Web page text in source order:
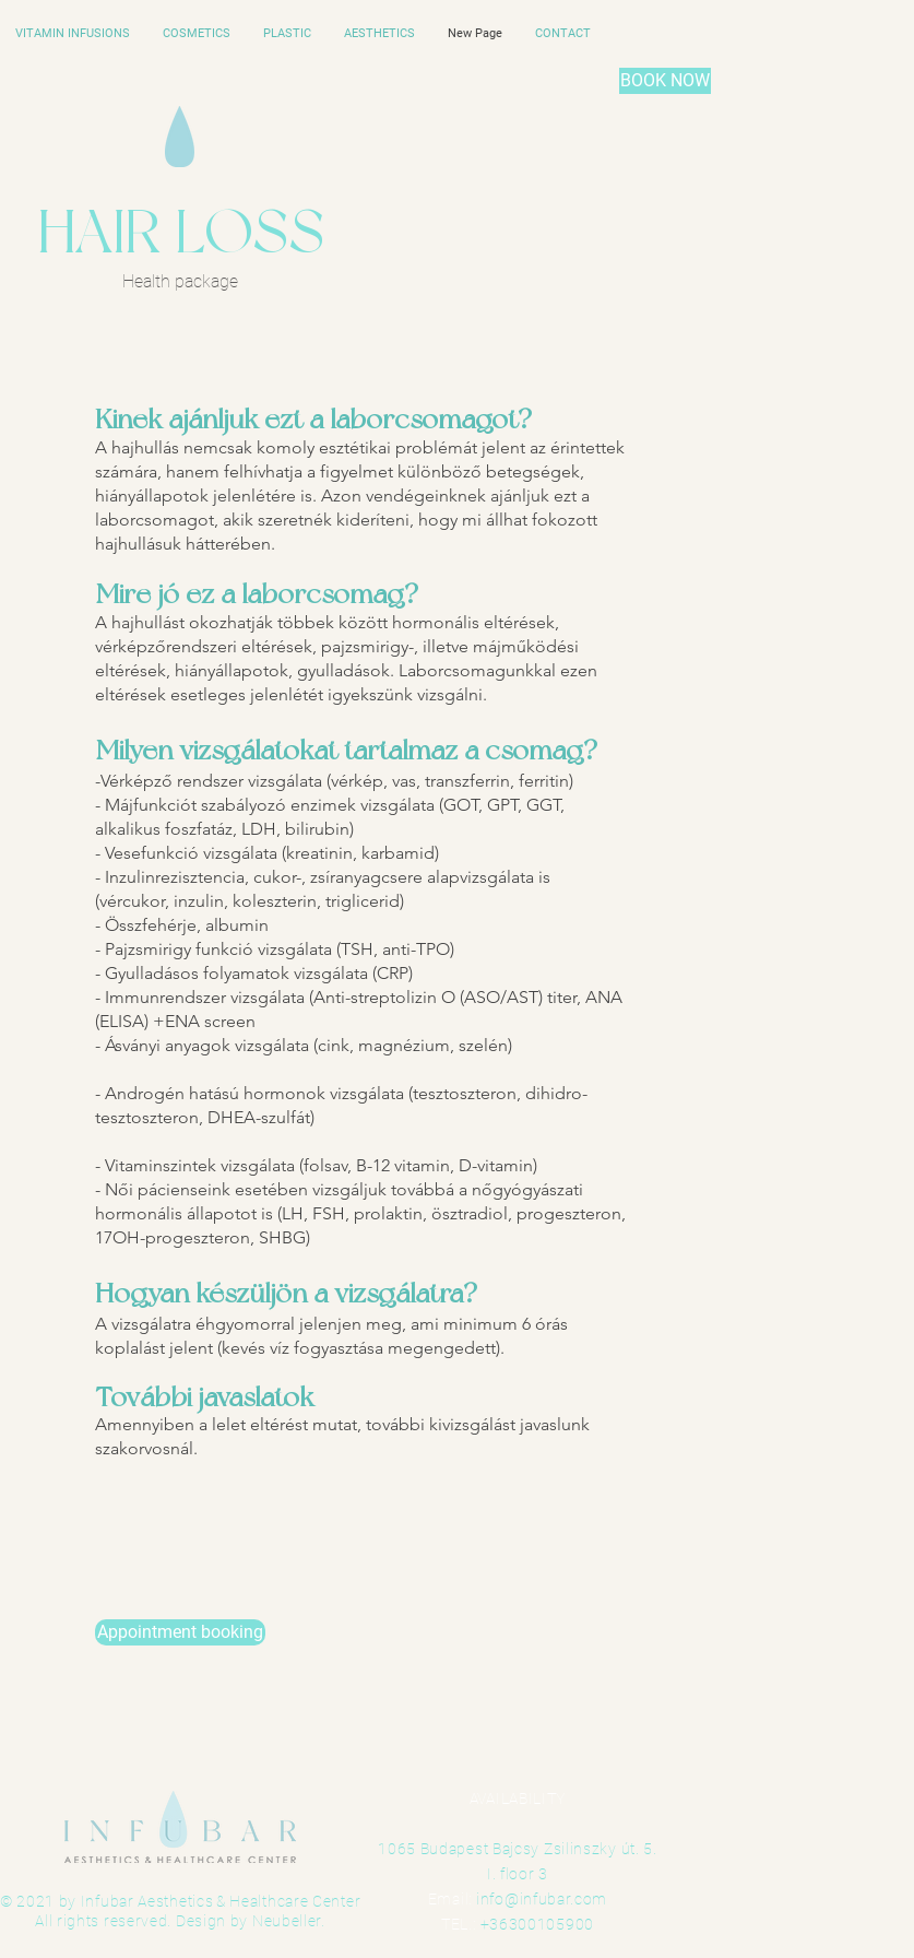
VITAMIN INFUSIONS COSMETICS PLASTIC AESTHETICS New Page CONTACT
BOOK NOW
HAIR LOSS
Health package
Kinek ajánljuk ezt a laborcsomagot?
A hajhullás nemcsak komoly esztétikai problémát jelent az érintettek
számára, hanem felhívhatja a figyelmet különböző betegségek,
hiányállapotok jelenlétére is. Azon vendégeinknek ajánljuk ezt a
laborcsomagot, akik szeretnék kideríteni, hogy mi állhat fokozott
hajhullásuk hátterében.
Mire jó ez a laborcsomag?
A hajhullást okozhatják többek között hormonális eltérések,
vérképzőrendszeri eltérések, pajzsmirigy-, illetve májműködési
eltérések, hiányállapotok, gyulladások. Laborcsomagunkkal ezen
eltérések esetleges jelenlétét igyekszünk vizsgálni.
Milyen vizsgálatokat tartalmaz a csomag?
-Vérképző rendszer vizsgálata (vérkép, vas, transzferrin, ferritin)
- Májfunkciót szabályozó enzimek vizsgálata (GOT, GPT, GGT,
alkalikus foszfatáz, LDH, bilirubin)
- Vesefunkció vizsgálata (kreatinin, karbamid)
- Inzulinrezisztencia, cukor-, zsíranyagcsere alapvizsgálata is
(vércukor, inzulin, koleszterin, triglicerid)
- Összfehérje, albumin
- Pajzsmirigy funkció vizsgálata (TSH, anti-TPO)
- Gyulladásos folyamatok vizsgálata (CRP)
- Immunrendszer vizsgálata (Anti-streptolizin O (ASO/AST) titer, ANA
(ELISA) +ENA screen
- Ásványi anyagok vizsgálata (cink, magnézium, szelén)
- Androgén hatású hormonok vizsgálata (tesztoszteron, dihidro-
tesztoszteron, DHEA-szulfát)
- Vitaminszintek vizsgálata (folsav, B-12 vitamin, D-vitamin)
- Női pácienseink esetében vizsgáljuk továbbá a nőgyógyászati
hormonális állapotot is (LH, FSH, prolaktin, ösztradiol, progeszteron,
17OH-progeszteron, SHBG)
Hogyan készüljön a vizsgálatra?
A vizsgálatra éhgyomorral jelenjen meg, ami minimum 6 órás
koplalást jelent (kevés víz fogyasztása megengedett).
További javaslatok
Amennyiben a lelet eltérést mutat, további kivizsgálást javaslunk
szakorvosnál.
Appointment booking
1065 Budapest Bajcsy Zsilinszky út. 5.
I. floor 3
info@infubar.com
+36300105900
© 2021 by Infubar Aesthetics & Healthcare Center
All rights reserved. Design by Neubeller.